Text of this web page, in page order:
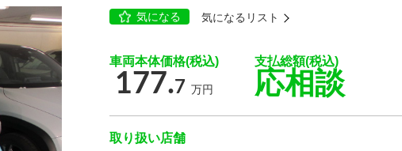
気になる 気になるリスト
車両本体価格(税込)
177.7 万円
支払総額(税込)
応相談
取り扱い店舗